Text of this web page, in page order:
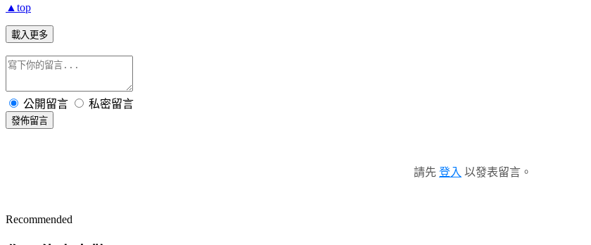
▲top
載入更多
公開留言 私密留言
發佈留言
請先 登入 以發表留言。
Recommended